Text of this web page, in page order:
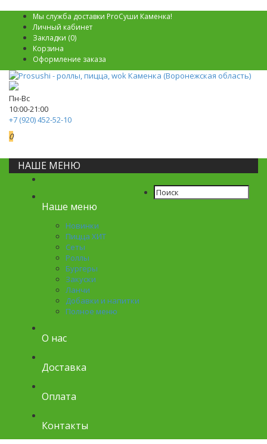
Мы служба доставки ProСуши Каменка!
Личный кабинет
Закладки (0)
Корзина
Оформление заказа
Пн-Вс
10:00-21:00
+7 (920) 452-52-10
0
НАШЕ МЕНЮ
Наше меню
Новинки
Пицца ХИТ
Сеты
Роллы
Бургеры
Закуски
Ланчи
Добавки и напитки
Полное меню
О нас
Доставка
Оплата
Контакты